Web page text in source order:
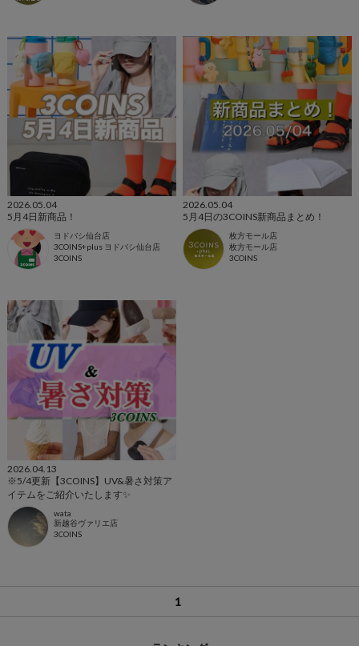
2026.05.04
5月4日新商品！
ヨドバシ仙台店
3COINS+plus ヨドバシ仙台店
3COINS
2026.05.04
5月4日の3COINS新商品まとめ！
枚方モール店
枚方モール店
3COINS
2026.04.13
※5/4更新【3COINS】UV&暑さ対策ア
イテムをご紹介いたします✨
wata
新越谷ヴァリエ店
3COINS
1